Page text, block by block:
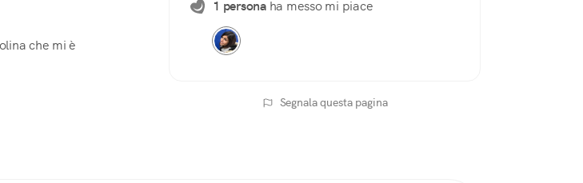
che mi è
1 personaha messo mi piace
Segnala questa pagina